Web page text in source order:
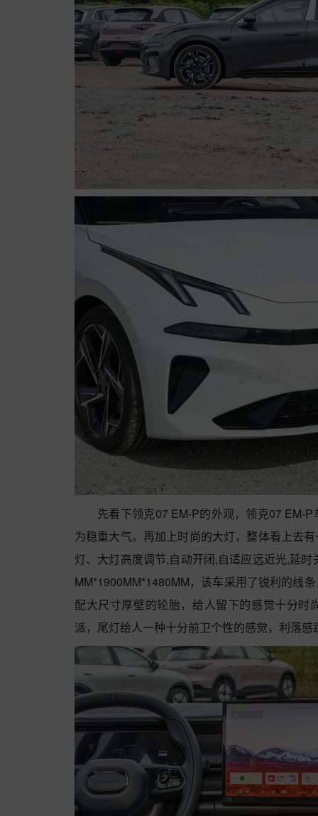
先看下领克07 EM-P的外观，领克07 EM-
为稳重大气。再加上时尚的大灯，整体看上去
灯、大灯高度调节,自动开闭,自适应远近光,延
MM*1900MM*1480MM，该车采用了锐利的线
配大尺寸厚壁的轮胎，给人留下的感觉十分
派，尾灯给人一种十分前卫个性的感觉，利落感